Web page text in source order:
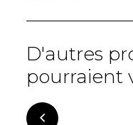
D'autres
pourraient